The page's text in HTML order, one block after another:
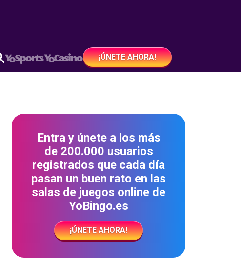
¡ÚNETE AHORA!
Entra y únete a los más
de 200.000 usuarios
registrados que cada día
pasan un buen rato en las
salas de juegos online de
YoBingo.es
¡ÚNETE AHORA!